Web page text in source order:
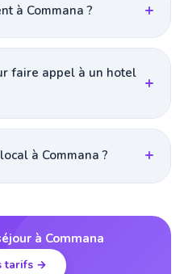
à Commana ?
faire appel à un hotel
à Commana ?
à Commana
tarifs →